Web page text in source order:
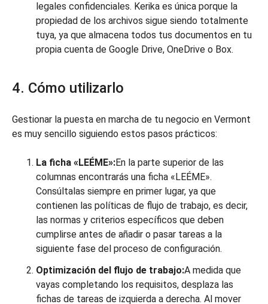
legales confidenciales. Kerika es única porque la
propiedad de los archivos sigue siendo totalmente
tuya, ya que almacena todos tus documentos en tu
propia cuenta de Google Drive, OneDrive o Box.
4. Cómo utilizarlo
Gestionar la puesta en marcha de tu negocio en Vermont
es muy sencillo siguiendo estos pasos prácticos:
La ficha «LEÉME»:En la parte superior de las
columnas encontrarás una ficha «LEÉME».
Consúltalas siempre en primer lugar, ya que
contienen las políticas de flujo de trabajo, es decir,
las normas y criterios específicos que deben
cumplirse antes de añadir o pasar tareas a la
siguiente fase del proceso de configuración.
Optimización del flujo de trabajo:A medida que
vayas completando los requisitos, desplaza las
fichas de tareas de izquierda a derecha. Al mover